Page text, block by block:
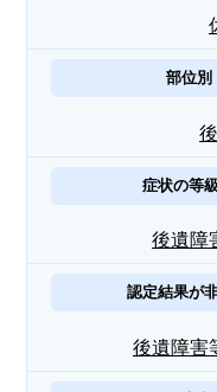
部位別
症状の等
後遺障
認定結果が
後遺障害